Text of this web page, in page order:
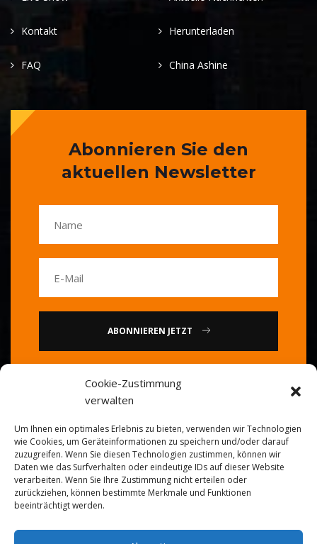
Cookie-Zustimmung
verwalten
Um Ihnen ein optimales Erlebnis zu bieten, verwenden wir Technologien
wie Cookies, um Geräteinformationen zu speichern und/oder darauf
zuzugreifen. Wenn Sie diesen Technologien zustimmen, können wir
Daten wie das Surfverhalten oder eindeutige IDs auf dieser Website
verarbeiten. Wenn Sie Ihre Zustimmung nicht erteilen oder
zurückziehen, können bestimmte Merkmale und Funktionen
beeinträchtigt werden.
Kontakt Herunterladen
FAQ China Ashine
Abonnieren Sie den
aktuellen Newsletter
ABONNIEREN JETZT
oder
84739585